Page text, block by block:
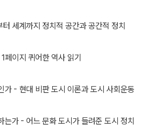
세계까지 정치적 공간과 공간적 정치
페이지 퀴어한 역사 읽기
가 - 현대 비판 도시 이론과 도시 사회운동
는가 - 어느 문화 도시가 들려준 도시 정치